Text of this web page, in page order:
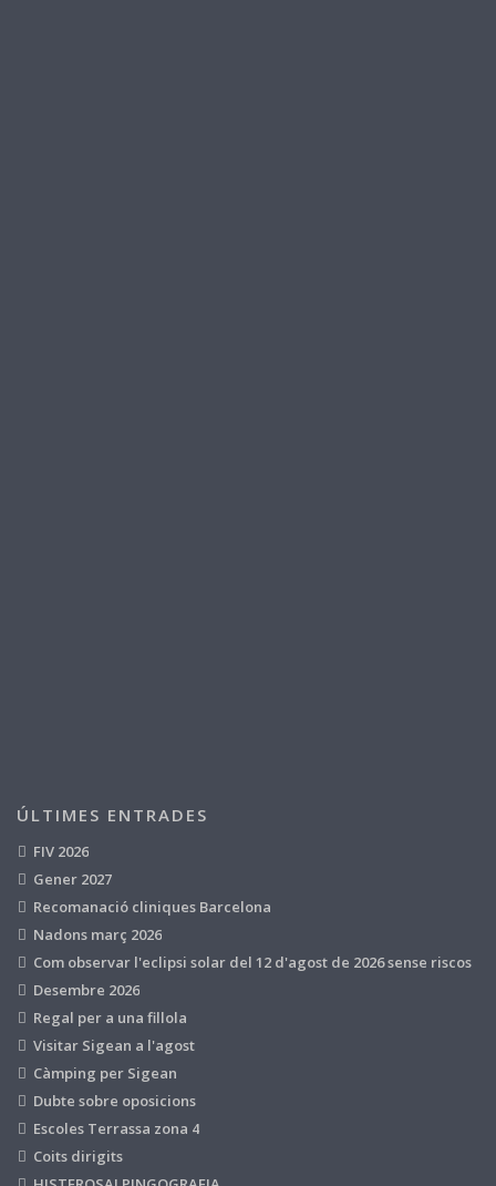
ÚLTIMES ENTRADES
FIV 2026
Gener 2027
Recomanació cliniques Barcelona
Nadons març 2026
Com observar l'eclipsi solar del 12 d'agost de 2026 sense riscos
Desembre 2026
Regal per a una fillola
Visitar Sigean a l'agost
Càmping per Sigean
Dubte sobre oposicions
Escoles Terrassa zona 4
Coits dirigits